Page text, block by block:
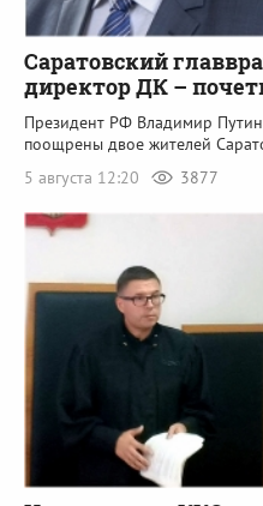
Саратовский
директор ДК –
Президент РФ Владимир
поощрены двое жителей
5 августа 12:20
3877